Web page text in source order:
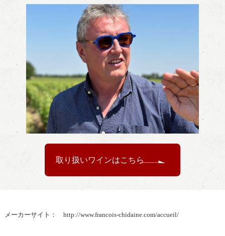
取り扱いワインはこちら
メーカーサイト： http://www.francois-chidaine.com/accueil/